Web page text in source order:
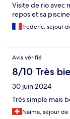
Visite de rio avec
repos et sa
frederic, séjour
Avis vérifié
8/10 Très
30 juin 2024
Très simple mais
Naima, séjour